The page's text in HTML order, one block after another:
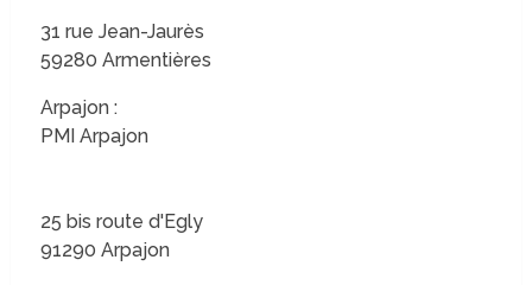
31 rue Jean-Jaurès
59280 Armentières
Arpajon :
PMI Arpajon
25 bis route d'Egly
91290 Arpajon